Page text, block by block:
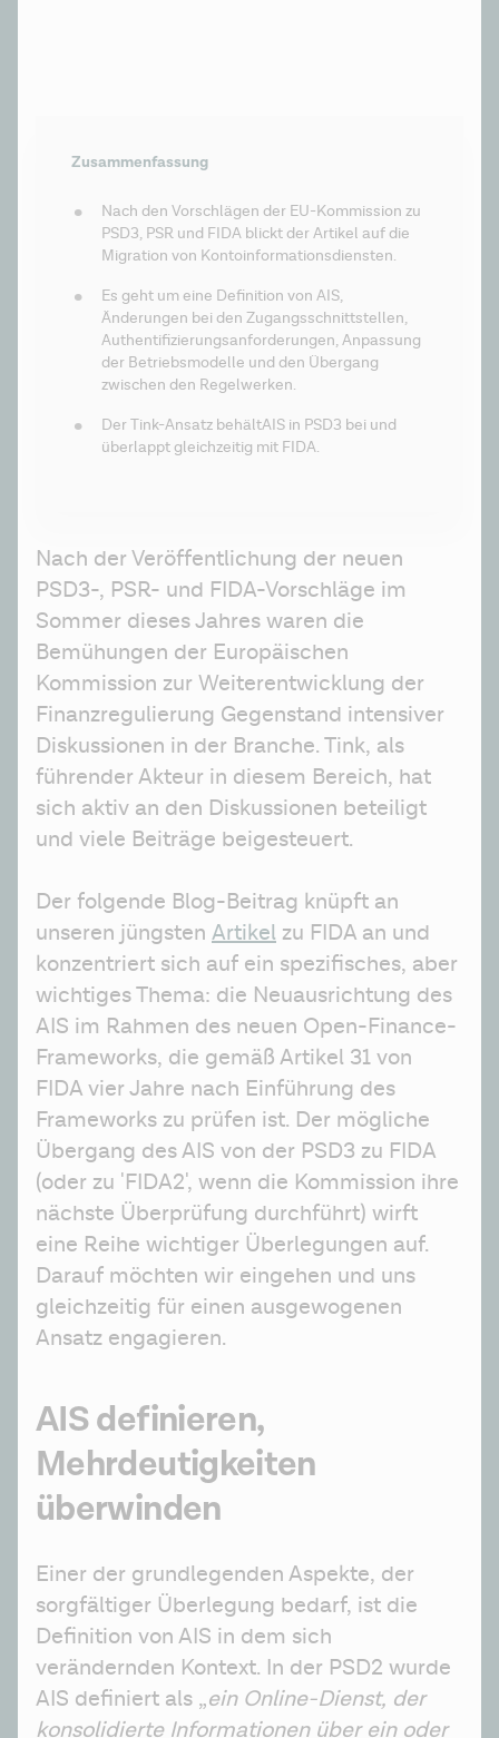
Zusammenfassung
Nach den Vorschlägen der EU-Kommission zu
PSD3, PSR und FIDA blickt der Artikel auf die
Migration von Kontoinformationsdiensten.
Es geht um eine Definition von AIS,
Änderungen bei den Zugangsschnittstellen,
Authentifizierungsanforderungen, Anpassung
der Betriebsmodelle und den Übergang
zwischen den Regelwerken.
Der Tink-Ansatz behältAIS in PSD3 bei und
überlappt gleichzeitig mit FIDA.
Nach der Veröffentlichung der neuen
PSD3-, PSR- und FIDA-Vorschläge im
Sommer dieses Jahres waren die
Bemühungen der Europäischen
Kommission zur Weiterentwicklung der
Finanzregulierung Gegenstand intensiver
Diskussionen in der Branche. Tink, als
führender Akteur in diesem Bereich, hat
sich aktiv an den Diskussionen beteiligt
und viele Beiträge beigesteuert.
Der folgende Blog-Beitrag knüpft an
unseren jüngsten Artikel zu FIDA an und
konzentriert sich auf ein spezifisches, aber
wichtiges Thema: die Neuausrichtung des
AIS im Rahmen des neuen Open-Finance-
Frameworks, die gemäß Artikel 31 von
FIDA vier Jahre nach Einführung des
Frameworks zu prüfen ist. Der mögliche
Übergang des AIS von der PSD3 zu FIDA
(oder zu 'FIDA2', wenn die Kommission ihre
nächste Überprüfung durchführt) wirft
eine Reihe wichtiger Überlegungen auf.
Darauf möchten wir eingehen und uns
gleichzeitig für einen ausgewogenen
Ansatz engagieren.
AIS definieren,
Mehrdeutigkeiten
überwinden
Einer der grundlegenden Aspekte, der
sorgfältiger Überlegung bedarf, ist die
Definition von AIS in dem sich
verändernden Kontext. In der PSD2 wurde
AIS definiert als „ein Online-Dienst, der
konsolidierte Informationen über ein oder